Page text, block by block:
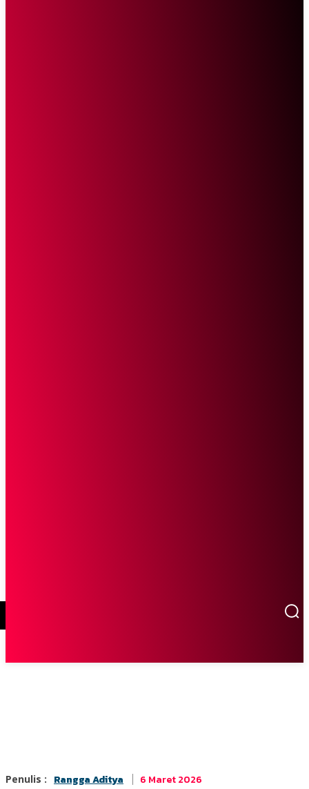
Penulis : Rangga Aditya 6 Maret 2026